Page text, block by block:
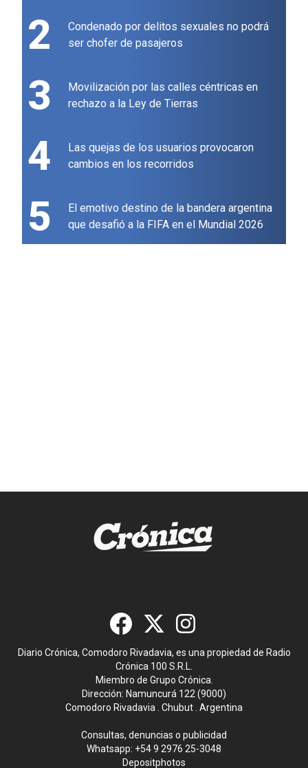
2
Condenado por delitos sexuales no podrá
ser chofer de pasajeros
3
Movilización por las calles céntricas en
rechazo a la Ley de Tierras
4
Las quejas de los usuarios provocaron
cambios en los recorridos
5
El emotivo destino de la bandera argentina
que desafió a la FIFA en el Mundial 2026
Diario Crónica, Comodoro Rivadavia, es una propiedad de Radio
Crónica 100 S.R.L.
Miembro de Grupo Crónica.
Dirección: Namuncurá 122 (9000)
Comodoro Rivadavia . Chubut . Argentina
Consultas, denuncias o publicidad
Whatsapp: +54 9 2976 25-3048
Depositphotos